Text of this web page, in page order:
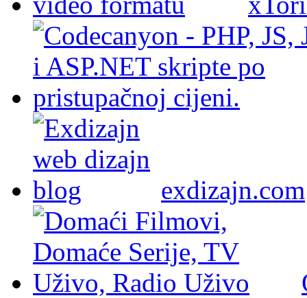
exdizajn.com